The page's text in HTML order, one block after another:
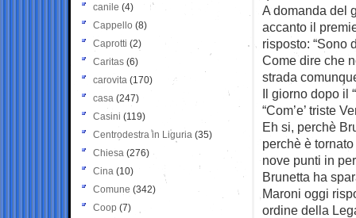
A domanda del
accanto il
risposto: “Sono
Come dire che
strada
Il giorno dopo il
“Com’e’ triste
Eh si, perchè
perchè è
nove punti in
Brunetta ha
Maroni oggi
ordine della
canile (4)
Cappello (8)
Caprotti (2)
Caritas (6)
carovita (170)
casa (247)
Casini (119)
Centrodestra in Liguria (35)
Chiesa (276)
Cina (10)
Comune (342)
Coop (7)